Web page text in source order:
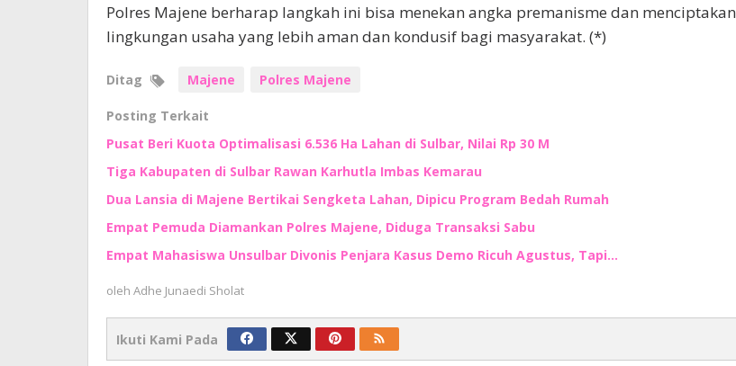
Polres Majene berharap langkah ini bisa menekan angka premanisme dan menciptakan
lingkungan usaha yang lebih aman dan kondusif bagi masyarakat. (*)
Ditag Majene Polres Majene
Posting Terkait
Pusat Beri Kuota Optimalisasi 6.536 Ha Lahan di Sulbar, Nilai Rp 30 M
Tiga Kabupaten di Sulbar Rawan Karhutla Imbas Kemarau
Dua Lansia di Majene Bertikai Sengketa Lahan, Dipicu Program Bedah Rumah
Empat Pemuda Diamankan Polres Majene, Diduga Transaksi Sabu
Empat Mahasiswa Unsulbar Divonis Penjara Kasus Demo Ricuh Agustus, Tapi…
oleh Adhe Junaedi Sholat
Ikuti Kami Pada